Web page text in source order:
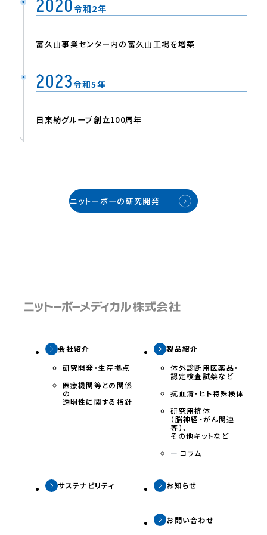
2020令和2年
富久⼭事業センター内の富久⼭⼯場を増築
2023令和5年
⽇東紡グループ創⽴100周年
ニットーボーの研究開発
会社紹介
研究開発・生産拠点
医療機関等との関係
の
透明性に関する指針
製品紹介
体外診断用医薬品・
認定検査試薬など
抗⾎清・ヒト特殊検体
研究⽤抗体
（脳神経・がん関連
等）、
その他キットなど
ー コラム
サステナビリティ お知らせ
お問い合わせ